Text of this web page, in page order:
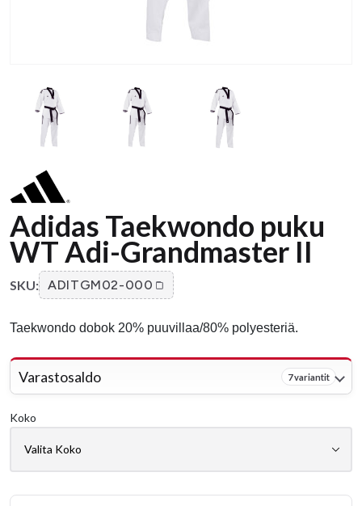
Adidas Taekwondo puku
WT Adi-Grandmaster II
SKU: ADITGM02-000
Taekwondo dobok 20% puuvillaa/80% polyesteriä.
Varastosaldo 7 variantit
Koko